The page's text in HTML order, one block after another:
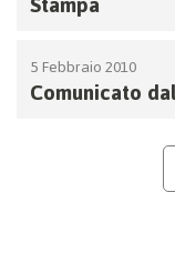
5 Febbraio 2010
Comunicato